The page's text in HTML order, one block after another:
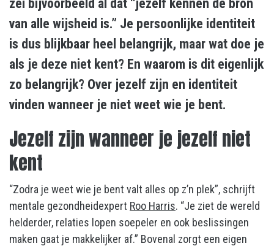
zei bijvoorbeeld al dat “jezelf kennen de bron
van alle wijsheid is.” Je persoonlijke identiteit
is dus blijkbaar heel belangrijk, maar wat doe je
als je deze niet kent? En waarom is dit eigenlijk
zo belangrijk? Over jezelf zijn en identiteit
vinden wanneer je niet weet wie je bent.
Jezelf zijn wanneer je jezelf niet
kent
“Zodra je weet wie je bent valt alles op z’n plek”, schrijft
mentale gezondheidexpert Roo Harris. “Je ziet de wereld
helderder, relaties lopen soepeler en ook beslissingen
maken gaat je makkelijker af.” Bovenal zorgt een eigen